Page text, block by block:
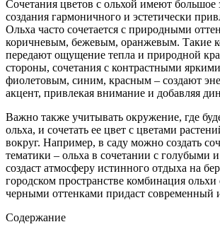
Сочетания цветов с ольхой имеют большое
создания гармоничного и эстетически
Ольха часто сочетается с природными
коричневым, бежевым, оранжевым. Такие
передают ощущение тепла и природной
стороны, сочетания с контрастными
фиолетовым, синим, красным – создают
акцент, привлекая внимание и добавляя
Важно также учитывать окружение, где
ольха, и сочетать ее цвет с цветами
вокруг. Например, в саду можно создать
тематики – ольха в сочетании с голубыми
создаст атмосферу истинного отдыха на
городском пространстве комбинация
черными оттенками придаст современный
Содержание